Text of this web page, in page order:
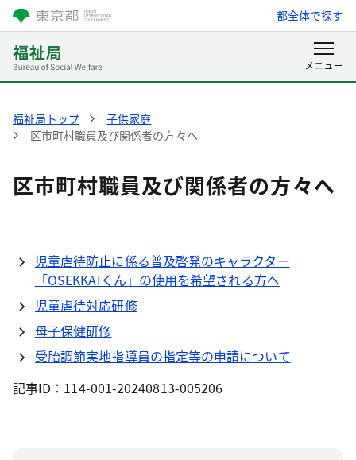
都全体で探す
福祉局トップ
子供家庭
区市町村職員及び関係者の方々へ
区市町村職員及び関係者の方々へ
児童虐待防止に係る普及啓発のキャラクター
「OSEKKAIくん」の使用を希望される方へ
児童虐待対応研修
母子保健研修
受胎調節実地指導員の指定等の申請について
記事ID：114-001-20240813-005206